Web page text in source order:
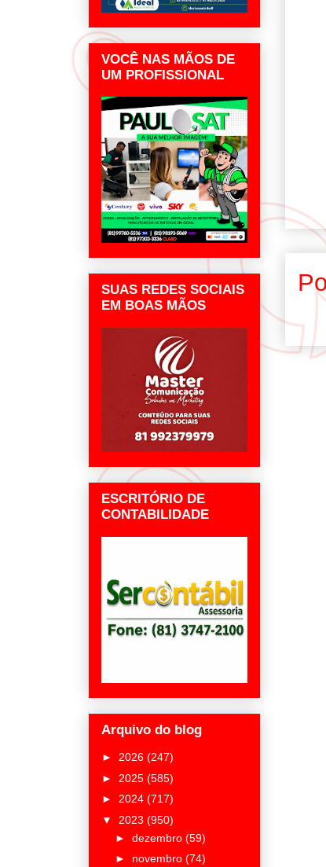
VOCÊ NAS MÃOS DE
UM PROFISSIONAL
SUAS REDES SOCIAIS
EM BOAS MÃOS
ESCRITÓRIO DE
CONTABILIDADE
Arquivo do blog
► 2026 (247)
► 2025 (585)
► 2024 (717)
▼ 2023 (950)
► dezembro (59)
► novembro (74)